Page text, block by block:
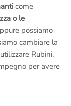
come
o le
possiamo
cambiare la
Rubini,
per avere